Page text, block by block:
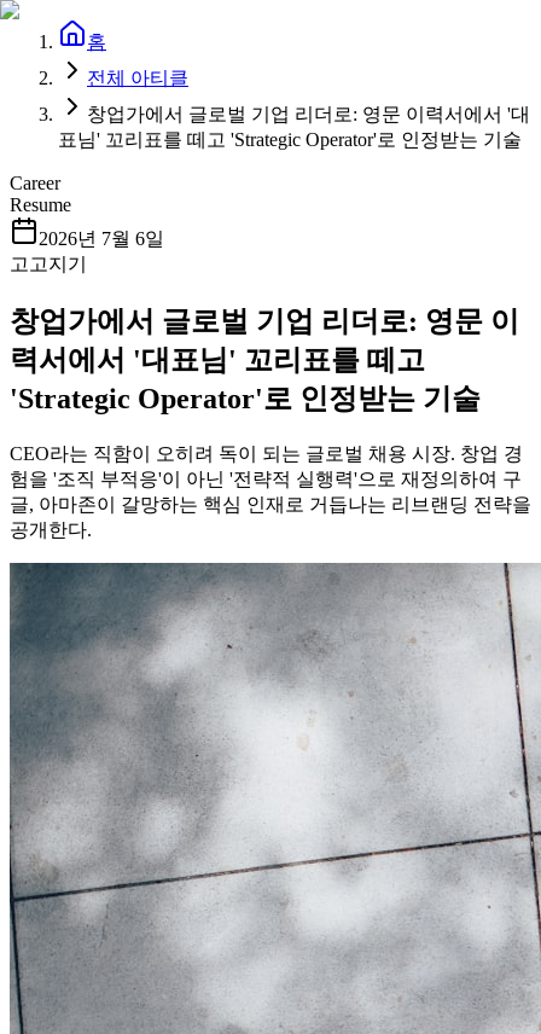
홈
전체 아티클
창업가에서 글로벌 기업 리더로: 영문 이력서에서 '대
표님' 꼬리표를 떼고 'Strategic Operator'로 인정받는 기술
Career
Resume
2026년 7월 6일
고고지기
창업가에서 글로벌 기업 리더로: 영문 이
력서에서 '대표님' 꼬리표를 떼고
'Strategic Operator'로 인정받는 기술
CEO라는 직함이 오히려 독이 되는 글로벌 채용 시장. 창업 경
험을 '조직 부적응'이 아닌 '전략적 실행력'으로 재정의하여 구
글, 아마존이 갈망하는 핵심 인재로 거듭나는 리브랜딩 전략을
공개한다.